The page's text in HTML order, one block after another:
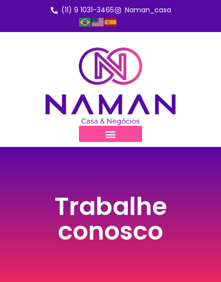
(11) 9 1031-3465 Naman_casa
Trabalhe
conosco